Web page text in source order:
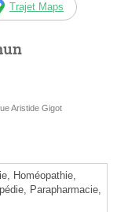
Trajet Maps
Aristide Gigot
Homéopathie,
Parapharmacie,